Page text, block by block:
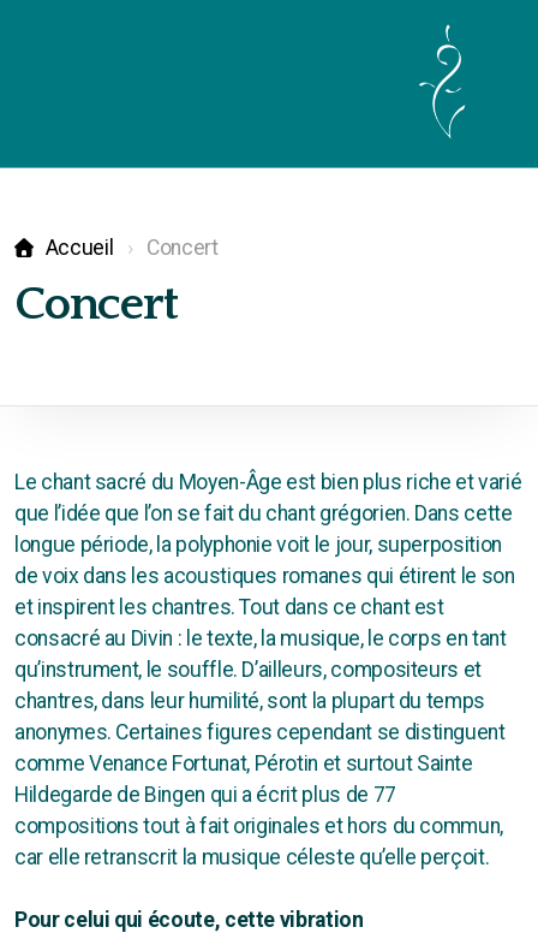
Accueil Concert
Concert
Le chant sacré du Moyen-Âge est bien plus riche et varié
que l’idée que l’on se fait du chant grégorien. Dans cette
longue période, la polyphonie voit le jour, superposition
de voix dans les acoustiques romanes qui étirent le son
et inspirent les chantres. Tout dans ce chant est
consacré au Divin : le texte, la musique, le corps en tant
qu’instrument, le souffle. D’ailleurs, compositeurs et
chantres, dans leur humilité, sont la plupart du temps
anonymes. Certaines figures cependant se distinguent
comme Venance Fortunat, Pérotin et surtout Sainte
Hildegarde de Bingen qui a écrit plus de 77
compositions tout à fait originales et hors du commun,
car elle retranscrit la musique céleste qu’elle perçoit.
Pour celui qui écoute, cette vibration
Méditation Sonore
2-Voix & Mouvement
3-Le Chant Intérieur
Le Chant des Possibles
Chant Prénatal
Porteuse de vie
L'école des Papas